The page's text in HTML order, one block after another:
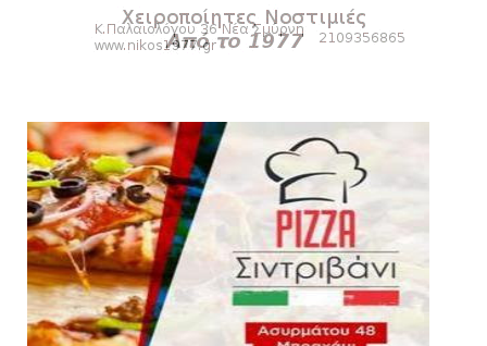
HEADLINES
KARA TALKS
«Kara Talks» LIVE: Παρασκευή στις 21:00
August 06, 2026